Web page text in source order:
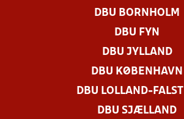
DBU BORNHOLM
DBU FYN
DBU JYLLAND
DBU KØBENHAVN
DBU LOLLAND-
DBU SJÆLLAND